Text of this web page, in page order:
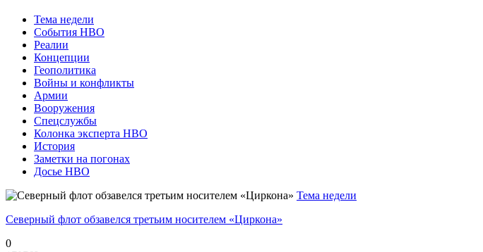
Тема недели
События НВО
Реалии
Концепции
Геополитика
Войны и конфликты
Армии
Вооружения
Спецслужбы
Колонка эксперта НВО
История
Заметки на погонах
Досье НВО
Тема недели
Северный флот обзавелся третьим носителем «Циркона»
0